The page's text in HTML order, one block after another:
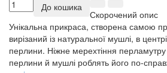
До кошика
Скорочений опис
Унікальна прикраса, створена самою
вирізаний із натуральної мушлі, в
перлини. Ніжне мерехтіння
перлини й мушлі роблять його по-